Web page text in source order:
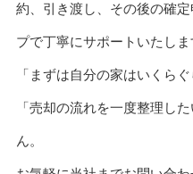
約、引き渡し、その後の確
プで丁寧にサポートいたしま
「まずは自分の家はいくら
「売却の流れを一度整理し
ん。